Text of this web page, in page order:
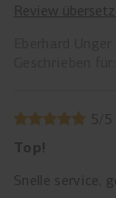
Review
5 5
Top!
Snelle service,